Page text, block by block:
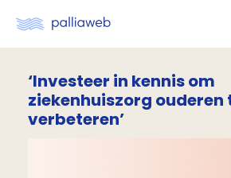
‘Investeer in kennis om
ziekenhuiszorg ouderen
verbeteren’